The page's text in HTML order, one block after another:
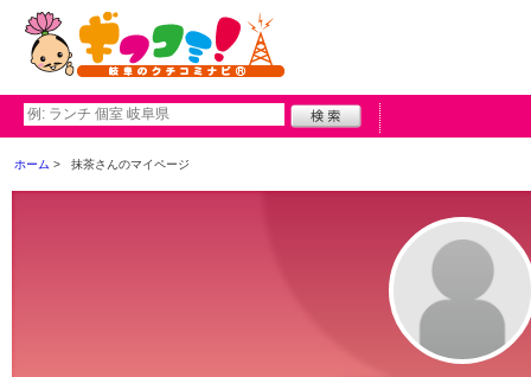
ホーム 抹茶さんのマイページ